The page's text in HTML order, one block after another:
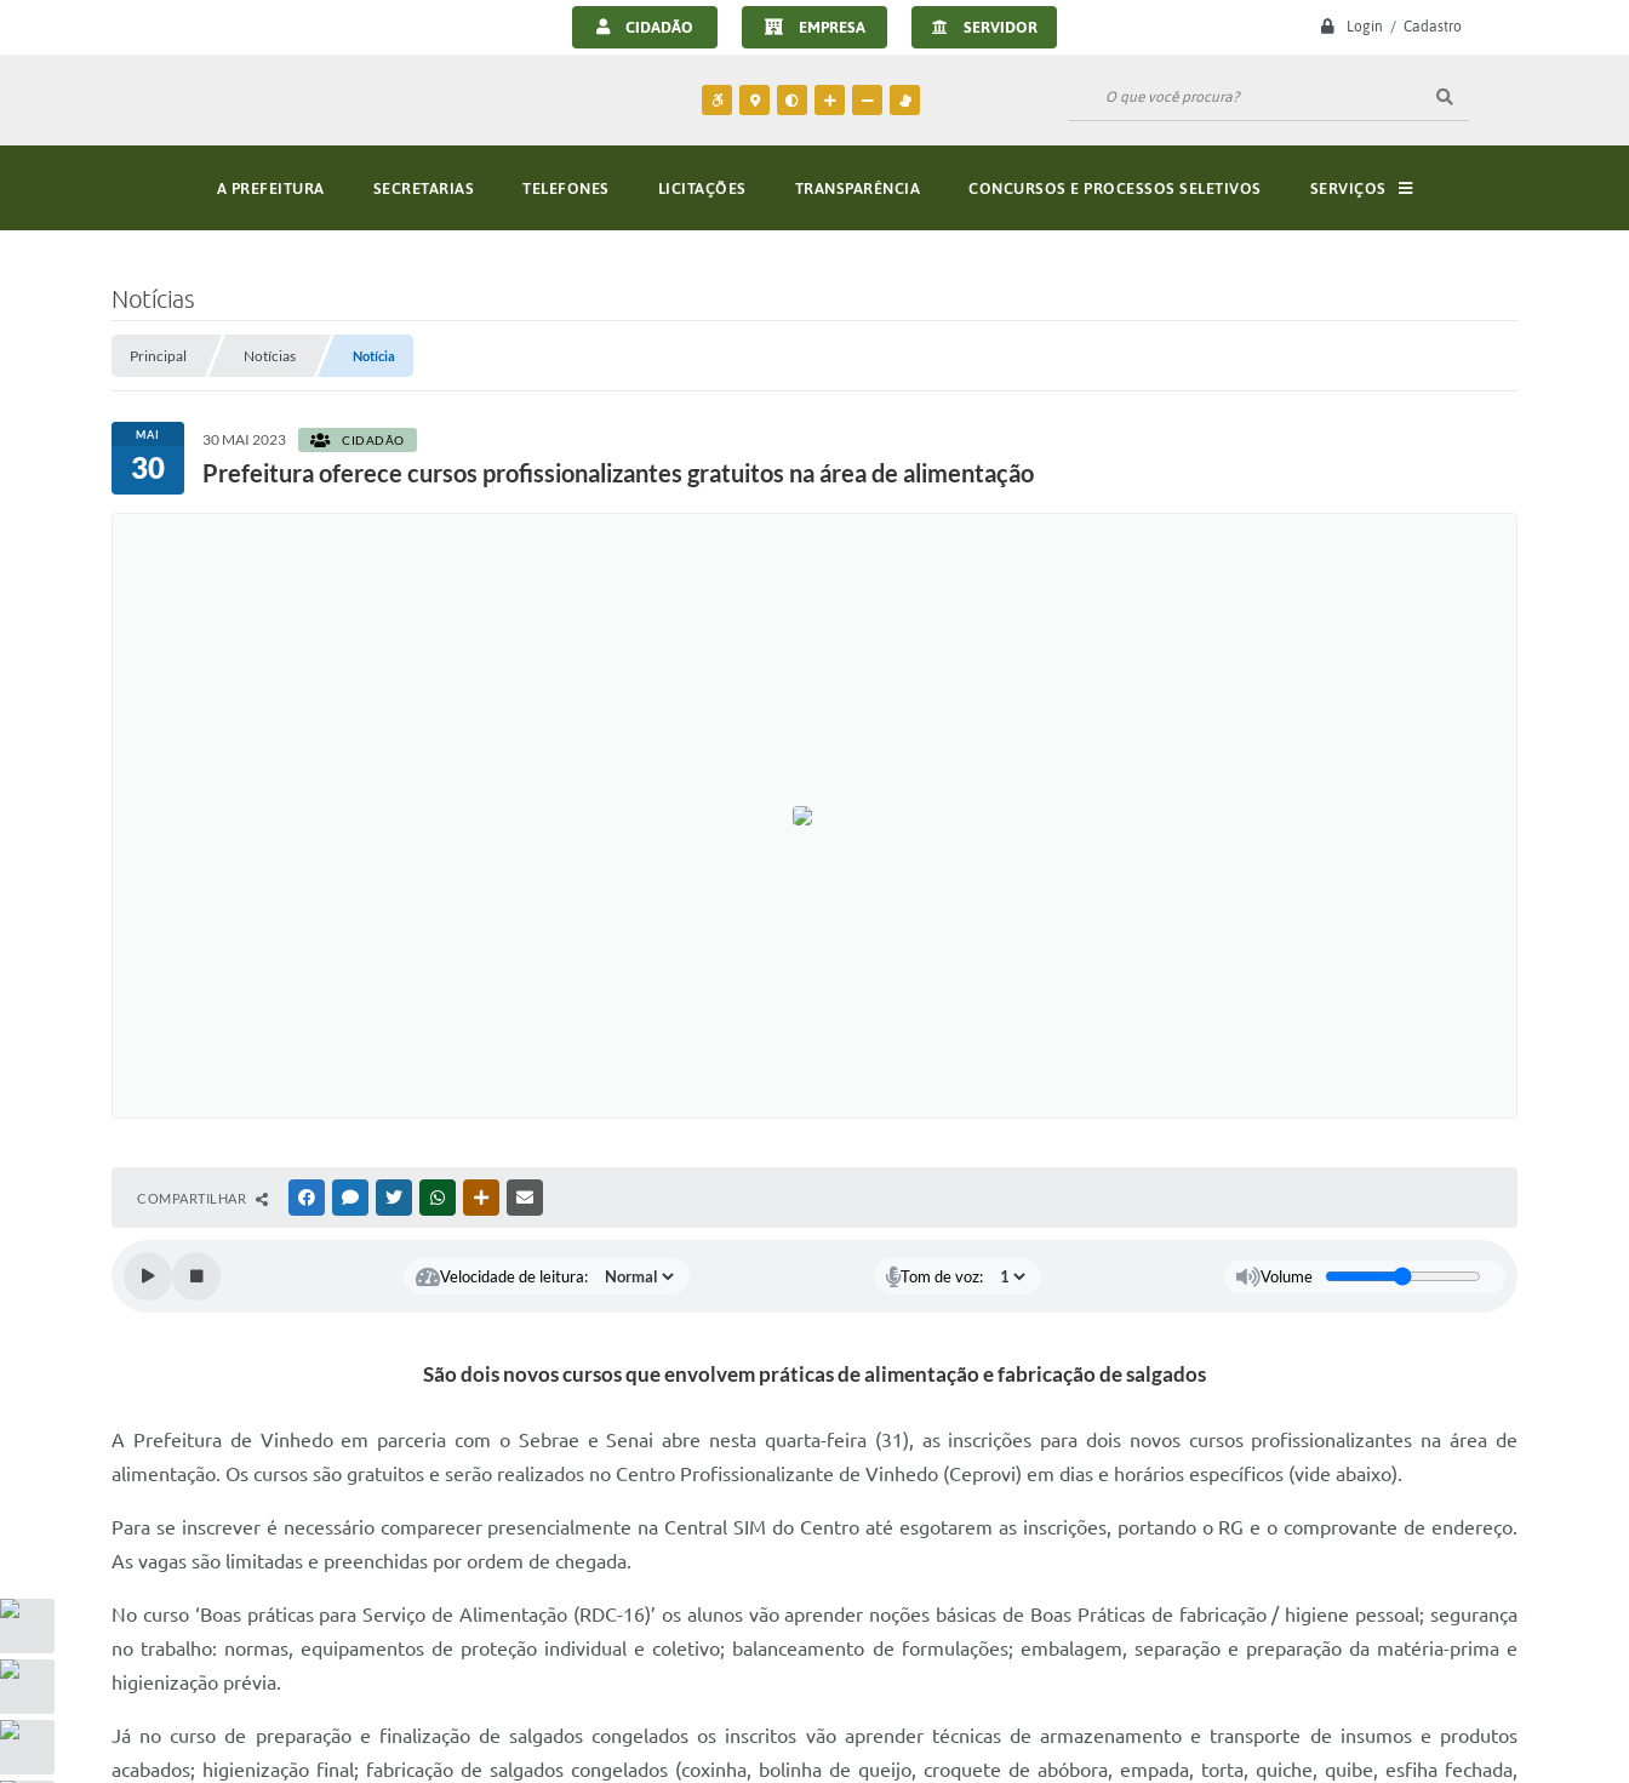
Login / Cadastro
CIDADÃO EMPRESA SERVIDOR
A PREFEITURA SECRETARIAS TELEFONES LICITAÇÕES TRANSPARÊNCIA CONCURSOS E PROCESSOS SELETIVOS SERVIÇOS
Notícias
Principal Notícias Notícia
MAI
30
30 MAI 2023 CIDADÃO
Prefeitura oferece cursos profissionalizantes gratuitos na área de alimentação
COMPARTILHAR FACEBOOKMESSENGER
TWITTERWHATSAPPOUTRAS MÍDIAS
Velocidade de leitura: Tom de voz: Volume
São dois novos cursos que envolvem práticas de alimentação e fabricação de salgados
A Prefeitura de Vinhedo em parceria com o Sebrae e Senai abre nesta quarta-feira (31), as inscrições para dois novos cursos profissionalizantes na área de
alimentação. Os cursos são gratuitos e serão realizados no Centro Profissionalizante de Vinhedo (Ceprovi) em dias e horários específicos (vide abaixo).
Para se inscrever é necessário comparecer presencialmente na Central SIM do Centro até esgotarem as inscrições, portando o RG e o comprovante de endereço.
As vagas são limitadas e preenchidas por ordem de chegada.
No curso ‘Boas práticas para Serviço de Alimentação (RDC-16)’ os alunos vão aprender noções básicas de Boas Práticas de fabricação / higiene pessoal; segurança
no trabalho: normas, equipamentos de proteção individual e coletivo; balanceamento de formulações; embalagem, separação e preparação da matéria-prima e
higienização prévia.
Já no curso de preparação e finalização de salgados congelados os inscritos vão aprender técnicas de armazenamento e transporte de insumos e produtos
acabados; higienização final; fabricação de salgados congelados (coxinha, bolinha de queijo, croquete de abóbora, empada, torta, quiche, quibe, esfiha fechada,